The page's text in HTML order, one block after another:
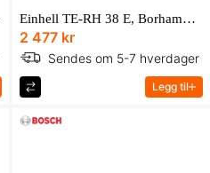
Einhell TE-RH 38 E, Borhammer
2 477 kr
Sendes om 5-7 hverdager
Legg til